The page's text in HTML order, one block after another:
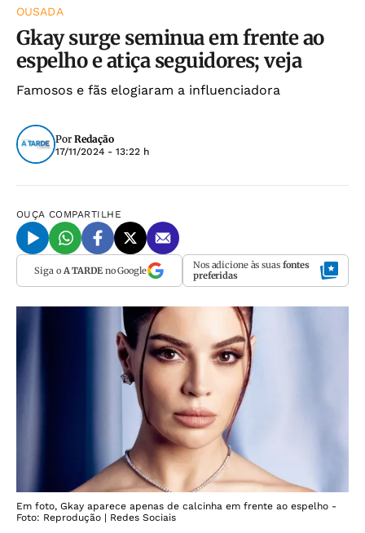
OUSADA
Gkay surge seminua em frente ao
espelho e atiça seguidores; veja
Famosos e fãs elogiaram a influenciadora
Por Redação
17/11/2024 - 13:22 h
OUÇA COMPARTILHE
Siga o A TARDEno Google Nos adicione às suas fontes
preferidas
Em foto, Gkay aparece apenas de calcinha em frente ao espelho -
Foto: Reprodução | Redes Sociais